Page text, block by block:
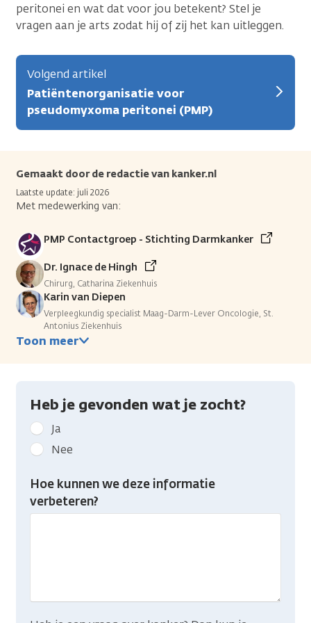
peritonei en wat dat voor jou betekent? Stel je
vragen aan je arts zodat hij of zij het kan uitleggen.
Volgend artikel
Patiëntenorganisatie voor
pseudomyxoma peritonei (PMP)
Gemaakt door de redactie van kanker.nl
Laatste update: juli 2026
Met medewerking van:
PMP Contactgroep - Stichting Darmkanker
Dr. Ignace de Hingh
Chirurg, Catharina Ziekenhuis
Karin van Diepen
Verpleegkundig specialist Maag-Darm-Lever Oncologie, St.
Antonius Ziekenhuis
Toon meer
Heb je gevonden wat je zocht?
Geef
kanker.nl
feedback:
Heb
gevonden
Ja
Nee
Hoe kunnen we deze informatie
verbeteren?